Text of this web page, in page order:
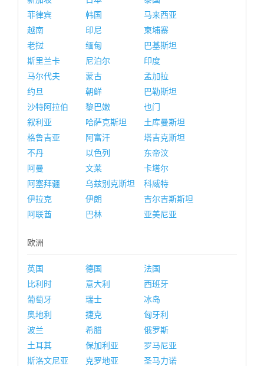
菲律宾
韩国
马来西亚
越南
印尼
柬埔寨
老挝
缅甸
巴基斯坦
斯里兰卡
尼泊尔
印度
马尔代夫
蒙古
孟加拉
约旦
朝鲜
巴勒斯坦
沙特阿拉伯
黎巴嫩
也门
叙利亚
哈萨克斯坦
土库曼斯坦
格鲁吉亚
阿富汗
塔吉克斯坦
不丹
以色列
东帝汶
阿曼
文莱
卡塔尔
阿塞拜疆
乌兹别克斯坦
科威特
伊拉克
伊朗
吉尔吉斯斯坦
阿联酋
巴林 亚美尼亚
欧洲
英国 德国
法国
比利时
意大利
西班牙
葡萄牙
瑞士
冰岛
奥地利
捷克
匈牙利
波兰
希腊
俄罗斯
土耳其
保加利亚
罗马尼亚
斯洛文尼亚
克罗地亚
圣马力诺